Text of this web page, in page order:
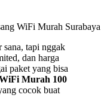
WiFi Murah
sana, tapi nggak
dan harga
paket yang bisa
Murah 100
cocok buat